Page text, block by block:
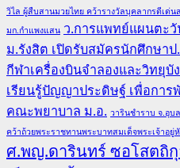
วิไล ผู้สืบสานมวยไทย คว้ารางวัลบุคลากรดีเด่น
มก.กำแพงแสน ว.การแพทย์แผนตะ
ม.รังสิต เปิดรับสมัครนักศึกษา
กีฬาเครื่องบินจำลองและวิทยุบั
เรียนรู้ปัญญาประดิษฐ์ เพื่อกา
คณะพยาบาล ม.อ. วารินชำราบ จ.อุบ
คว้าถ้วยพระราชทานพระบาทสมเด็จพระเจ้าอยู่
ศ.พญ.ดารินทร์ ซอโสตถิ